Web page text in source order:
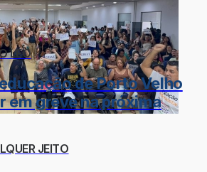
LÉO
de Porto Velho
em greve na próxima
JEITO